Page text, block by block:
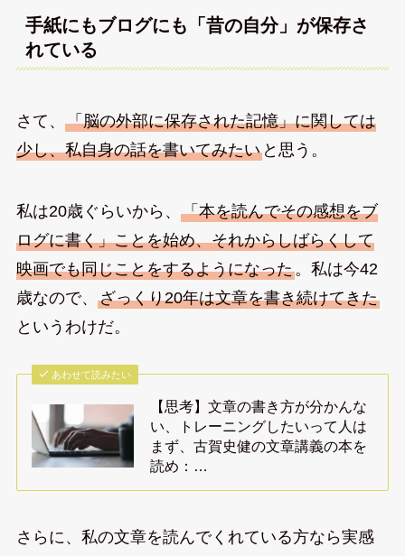
手紙にもブログにも「昔の自分」が保存さ
れている
さて、 「脳の外部に保存された記憶」に関しては
少し、私自身の話を書いてみたいと思う。
私は20歳ぐらいから、 「本を読んでその感想をブ
ログに書く」ことを始め、それからしばらくして
映画でも同じことをするようになった。私は今42
歳なので、 ざっくり20年は文章を書き続けてきた
というわけだ。
あわせて読みたい
【思考】文章の書き方が分かんな
い、トレーニングしたいって人は
まず、古賀史健の文章講義の本を
読め：…
さらに、私の文章を読んでくれている方なら実感